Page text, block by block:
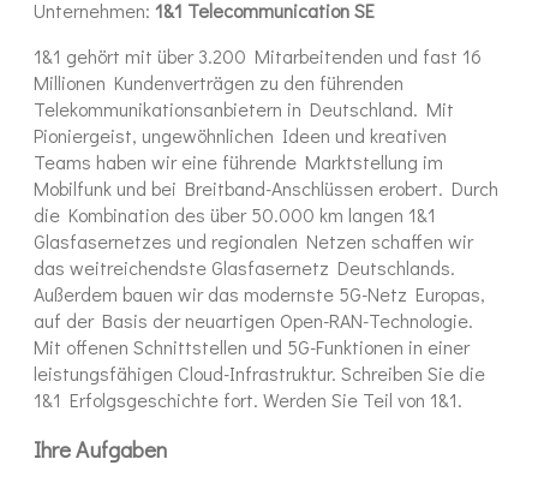
Unternehmen: 1&1 Telecommunication SE
1&1 gehört mit über 3.200 Mitarbeitenden und fast 16
Millionen Kundenverträgen zu den führenden
Telekommunikationsanbietern in Deutschland. Mit
Pioniergeist, ungewöhnlichen Ideen und kreativen
Teams haben wir eine führende Marktstellung im
Mobilfunk und bei Breitband-Anschlüssen erobert. Durch
die Kombination des über 50.000 km langen 1&1
Glasfasernetzes und regionalen Netzen schaffen wir
das weitreichendste Glasfasernetz Deutschlands.
Außerdem bauen wir das modernste 5G-Netz Europas,
auf der Basis der neuartigen Open-RAN-Technologie.
Mit offenen Schnittstellen und 5G-Funktionen in einer
leistungsfähigen Cloud-Infrastruktur. Schreiben Sie die
1&1 Erfolgsgeschichte fort. Werden Sie Teil von 1&1.
Ihre Aufgaben